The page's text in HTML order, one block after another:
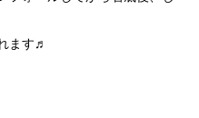
ます♬